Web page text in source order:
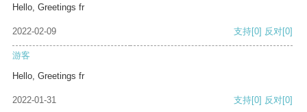
Hello, Greetings fr
2022-02-09 支持[0] 反对[0]
游客
Hello, Greetings fr
2022-01-31 支持[0] 反对[0]